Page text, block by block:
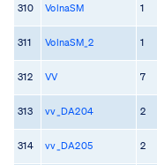
310 VolnaSM 1
311 VolnaSM_2 1
312 VV 7
313 vv_DA204 2
314 vv_DA205 2